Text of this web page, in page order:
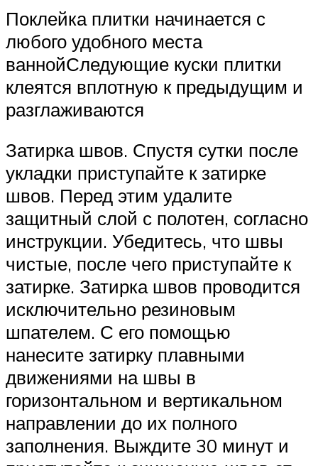
Поклейка плитки начинается с
любого удобного места
ваннойСледующие куски плитки
клеятся вплотную к предыдущим и
разглаживаются
Затирка швов. Спустя сутки после
укладки приступайте к затирке
швов. Перед этим удалите
защитный слой с полотен, согласно
инструкции. Убедитесь, что швы
чистые, после чего приступайте к
затирке. Затирка швов проводится
исключительно резиновым
шпателем. С его помощью
нанесите затирку плавными
движениями на швы в
горизонтальном и вертикальном
направлении до их полного
заполнения. Выждите 30 минут и